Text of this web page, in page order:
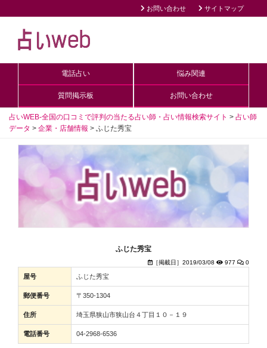
お問い合わせ サイトマップ
電話占い 悩み関連
質問掲示板 お問い合わせ
占いWEB-全国の口コミで評判の当たる占い師・占い情報検索サイト > 占い師
データ > 企業・店舗情報 > ふじた秀宝
ふじた秀宝
［掲載日］2019/03/08 977 0
屋号 ふじた秀宝
郵便番号 〒350-1304
住所 埼玉県狭山市狭山台４丁目１０－１９
電話番号 04-2968-6536